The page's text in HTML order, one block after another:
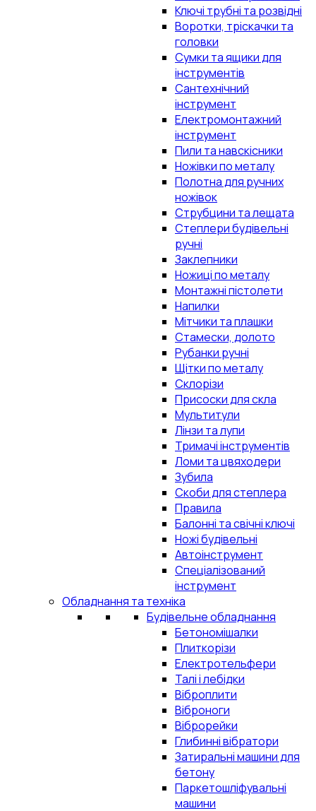
Ключі трубні та розвідні
Воротки, тріскачки та
головки
Сумки та ящики для
інструментів
Сантехнічний
інструмент
Електромонтажний
інструмент
Пили та навскісники
Ножівки по металу
Полотна для ручних
ножівок
Струбцини та лещата
Степлери будівельні
ручні
Заклепники
Ножиці по металу
Монтажні пістолети
Напилки
Мітчики та плашки
Стамески, долото
Рубанки ручні
Щітки по металу
Склорізи
Присоски для скла
Мультитули
Лінзи та лупи
Тримачі інструментів
Ломи та цвяходери
Зубила
Скоби для степлера
Правила
Балонні та свічні ключі
Ножі будівельні
Автоінструмент
Спеціалізований
інструмент
Обладнання та техніка
Будівельне обладнання
Бетономішалки
Плиткорізи
Електротельфери
Талі і лебідки
Віброплити
Віброноги
Віброрейки
Глибинні вібратори
Затиральні машини для
бетону
Паркетошліфувальні
машини